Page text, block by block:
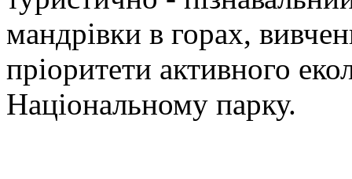
мандрівки в горах,
пріоритети активного
Національному парку.